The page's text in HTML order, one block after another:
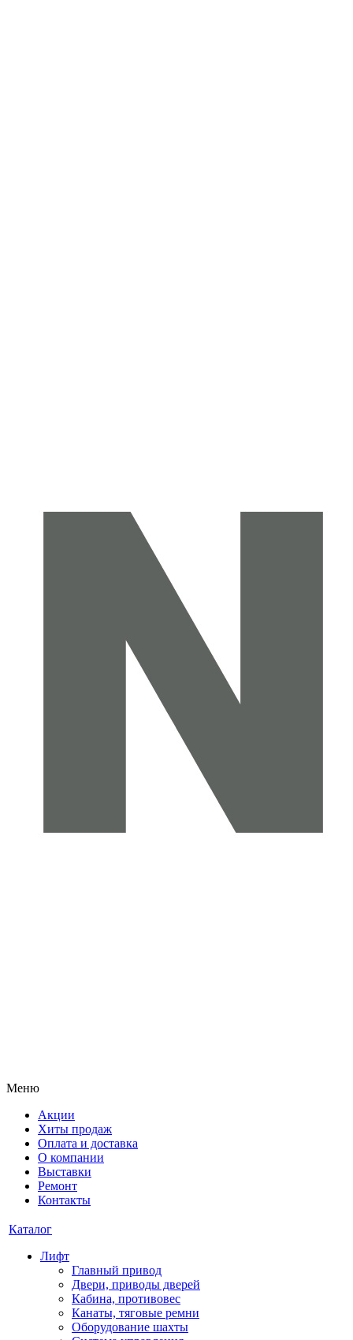
Меню
Акции
Хиты продаж
Оплата и доставка
О компании
Выставки
Ремонт
Контакты
Каталог
Лифт
Главный привод
Двери, приводы дверей
Кабина, противовес
Канаты, тяговые ремни
Оборудование шахты